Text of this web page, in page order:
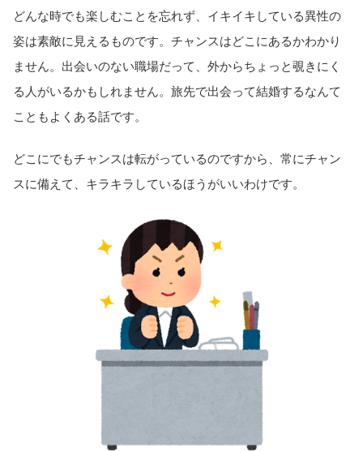
どんな時でも楽しむことを忘れず、イキイキしている異性の
姿は素敵に見えるものです。チャンスはどこにあるかわかり
ません。出会いのない職場だって、外からちょっと覗きにく
る人がいるかもしれません。旅先で出会って結婚するなんて
こともよくある話です。
どこにでもチャンスは転がっているのですから、常にチャン
スに備えて、キラキラしているほうがいいわけです。